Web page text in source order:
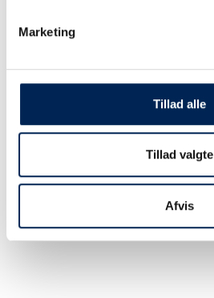
Marketing
Tillad alle
Tillad valgte
Afvis